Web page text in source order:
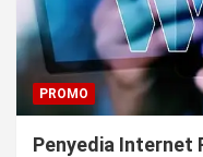
PROMO
Penyedia Internet